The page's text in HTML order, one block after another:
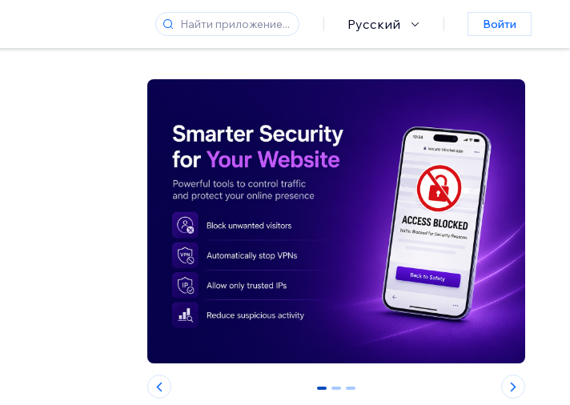
Русский Войти
0 1 2